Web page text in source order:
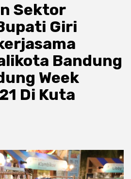
Sektor
Giri
Bandung
Week
Di Kuta